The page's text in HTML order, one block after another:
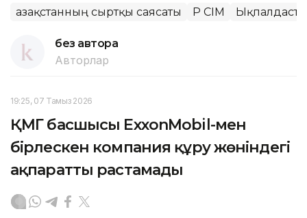
Қазақстанның сыртқы саясаты ҚР СІМ
без автора
Авторлар
19:25, 07 Тамыз 2026
ҚМГ басшысы ExxonMobil-мен
бірлескен компания құру жөніндегі
ақпаратты растамады